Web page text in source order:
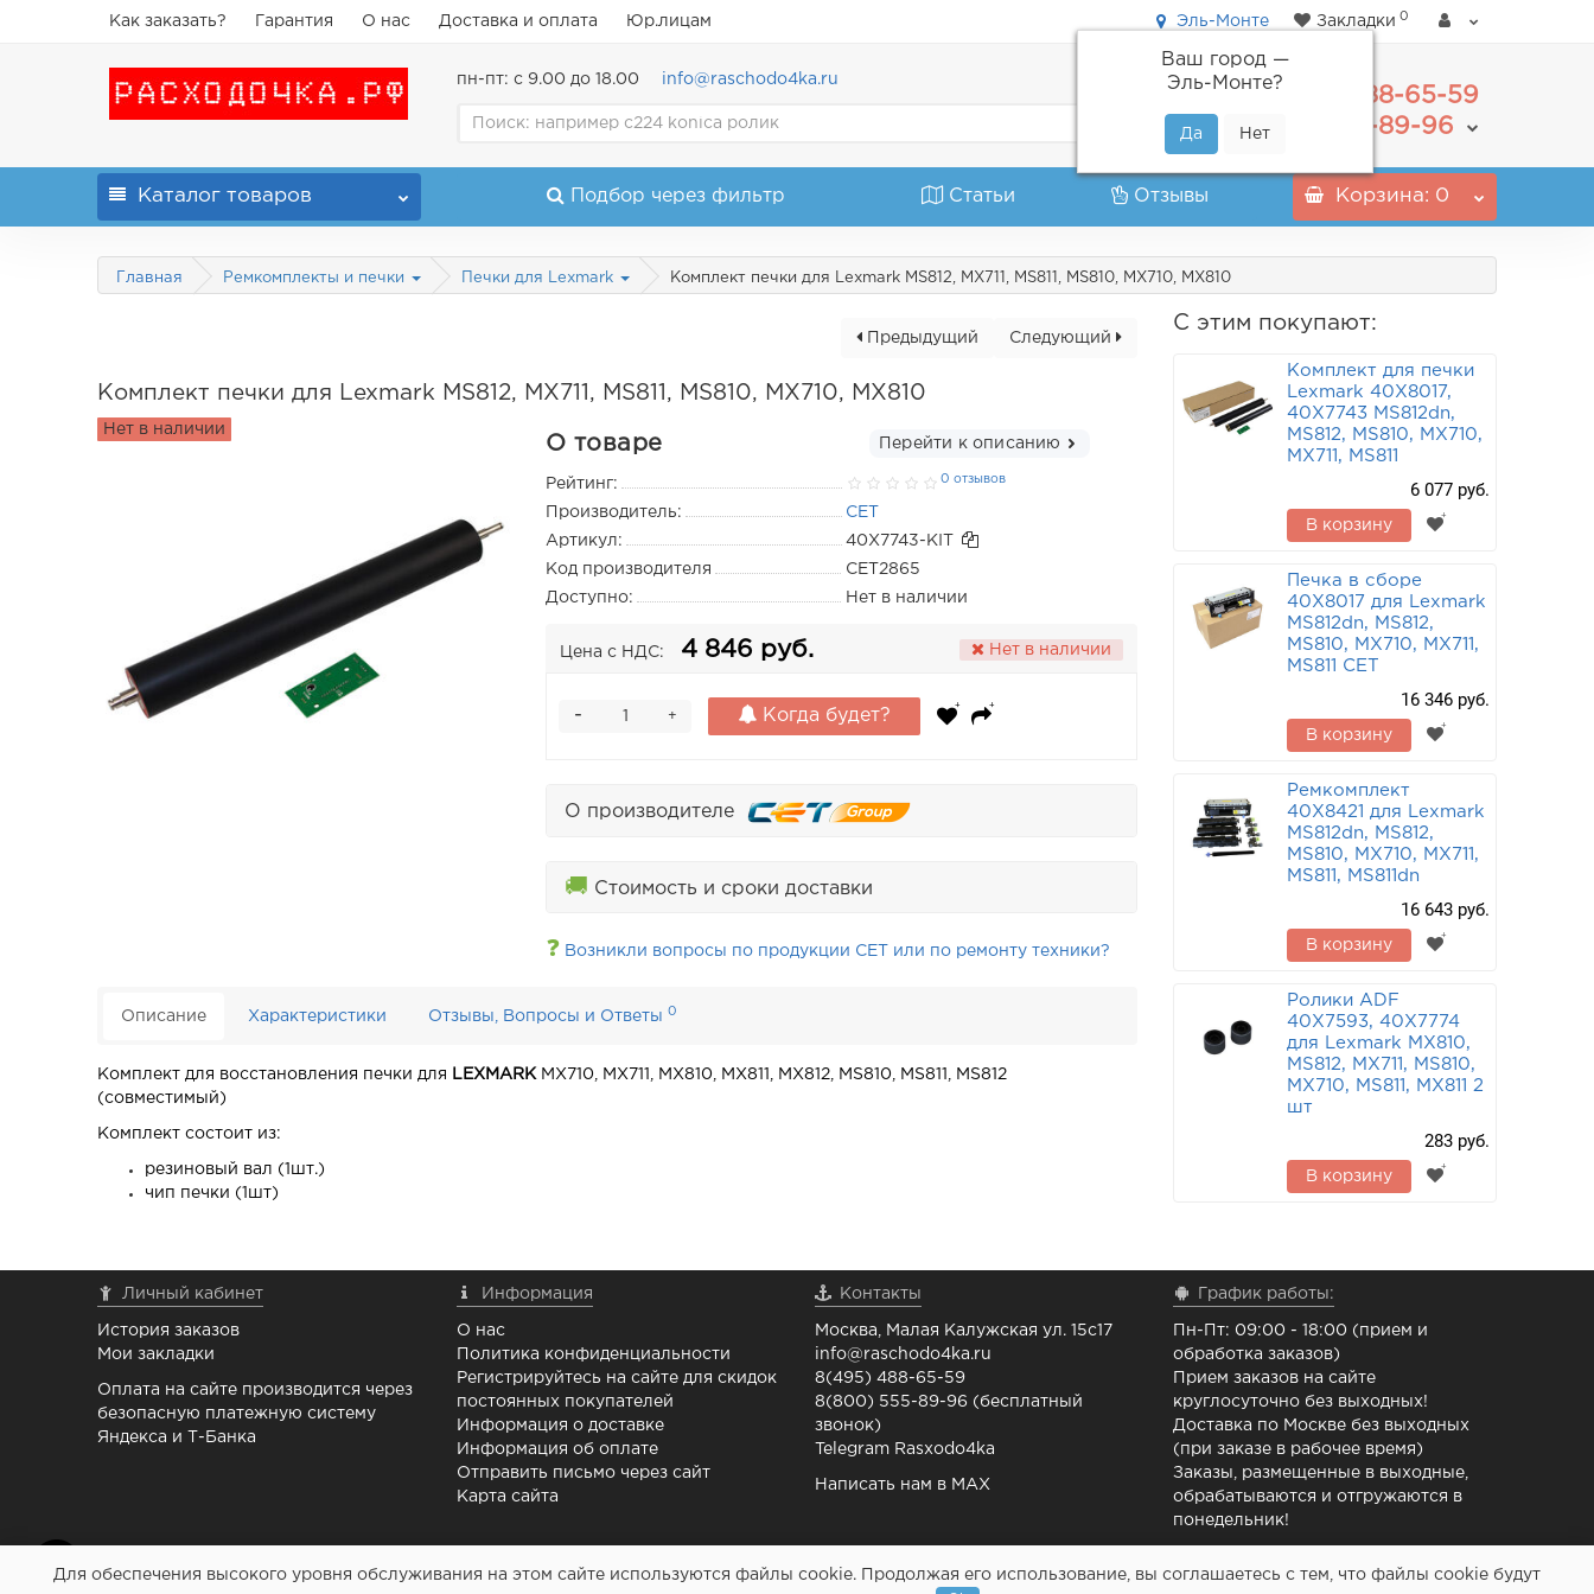
Как заказать? Гарантия О нас Доставка и оплата Юр.лицам Эль-Монте
Ваш город —
Эль-Монте?
Закладки 0
пн-пт: с 9.00 до 18.00 info@raschodo4ka.ru
488-65-59
+7(800) 555-89-96
Каталог товаров Подбор через фильтр Статьи Отзывы Корзина: 0
Главная Ремкомплекты и печки Печки для Lexmark Комплект печки для Lexmark MS812, MX711, MS811, MS810, MX710, MX810
Следующий
Предыдущий
Комплект печки для Lexmark MS812, MX711, MS811, MS810, MX710, MX810
Нет в наличии
О товаре Перейти к описанию
Рейтинг: 0 отзывов
Производитель:
CET
Артикул:
40X7743-KIT
Код производителя
CET2865
Доступно:
Нет в наличии
Цена с НДС: 4 846 руб. Нет в наличии
+
- Когда будет?
О производителе
🚚 Стоимость и сроки доставки
❓ Возникли вопросы по продукции CET или по ремонту техники?
Описание Характеристики Отзывы, Вопросы и Ответы0
Комплект для восстановления печки для LEXMARK MX710, MX711, MX810, MX811, MX812, MS810, MS811, MS812
(совместимый)
Комплект состоит из:
резиновый вал (1шт.)
чип печки (1шт)
С этим покупают:
Комплект для печки
Lexmark 40X8017,
40X7743 MS812dn,
MS812, MS810, MX710,
MX711, MS811
6 077 руб.
В корзину
Печка в сборе
40X8017 для Lexmark
MS812dn, MS812,
MS810, MX710, MX711,
MS811 CET
16 346 руб.
В корзину
Ремкомплект
40X8421 для Lexmark
MS812dn, MS812,
MS810, MX710, MX711,
MS811, MS811dn
16 643 руб.
В корзину
Ролики ADF
40X7593, 40X7774
для Lexmark MX810,
MS812, MX711, MS810,
MX710, MS811, MX811 2
шт
283 руб.
В корзину
Личный кабинет
История заказов
Мои закладки
Оплата на сайте производится через
безопасную платежную систему
Яндекса и Т-Банка
Информация
О нас
Политика конфиденциальности
Регистрируйтесь на сайте для скидок
постоянных покупателей
Информация о доставке
Информация об оплате
Отправить письмо через сайт
Карта сайта
Контакты
Москва, Малая Калужская ул. 15с17
info@raschodo4ka.ru
8(495) 488-65-59
8(800) 555-89-96 (бесплатный
звонок)
Telegram Rasxodo4ka
Написать нам в MAX
График работы:
Пн-Пт: 09:00 - 18:00 (прием и
обработка заказов)
Прием заказов на сайте
круглосуточно без выходных!
Доставка по Москве без выходных
(при заказе в рабочее время)
Заказы, размещенные в выходные,
обрабатываются и отгружаются в
понедельник!
Картриджи и все для ремонта принтеров - Расходочка.рф 2013-2026 (c)
Для обеспечения высокого уровня обслуживания на этом сайте используются файлы cookie. Продолжая его использование, вы соглашаетесь с тем, что файлы cookie будут